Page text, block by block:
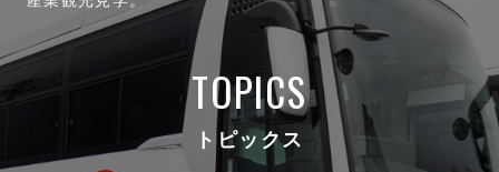
TOPICS
トピックス